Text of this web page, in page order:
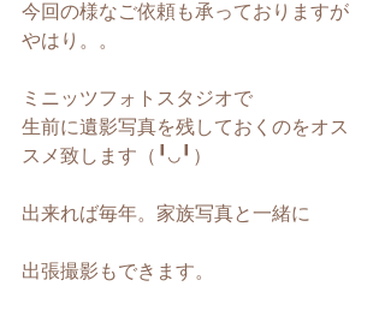
今回の様なご依頼も承っておりますが
やはり。。
ミニッツフォトスタジオで
生前に遺影写真を残しておくのをオス
スメ致します（╹◡╹）
出来れば毎年。家族写真と一緒に
出張撮影もできます。